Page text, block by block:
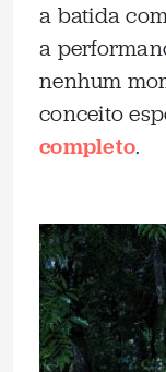
a batida
a
nenhum
conceito
completo.